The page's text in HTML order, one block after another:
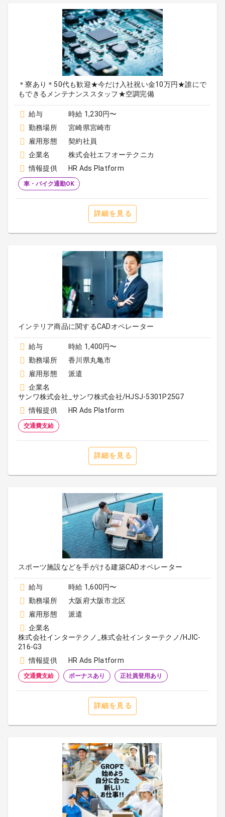
＊寮あり＊50代も歓迎★今だけ入社祝い金10万円★誰にで
もできるメンテナンススタッフ★空調完備
給与
時給 1,230円〜
勤務場所
宮崎県宮崎市
雇用形態
契約社員
企業名
株式会社エフオーテクニカ
情報提供
HR Ads Platform
車・バイク通勤OK
詳細を見る
インテリア商品に関するCADオペレーター
給与
時給 1,400円〜
勤務場所
香川県丸亀市
雇用形態
派遣
企業名
サンワ株式会社_サンワ株式会社/HJSJ-5301P25G7
情報提供
HR Ads Platform
交通費支給
詳細を見る
スポーツ施設などを手がける建築CADオペレーター
給与
時給 1,600円〜
勤務場所
大阪府大阪市北区
雇用形態
派遣
企業名
株式会社インターテクノ_株式会社インターテクノ/HJIC-
216-G3
情報提供
HR Ads Platform
交通費支給 ボーナスあり 正社員登用あり
詳細を見る